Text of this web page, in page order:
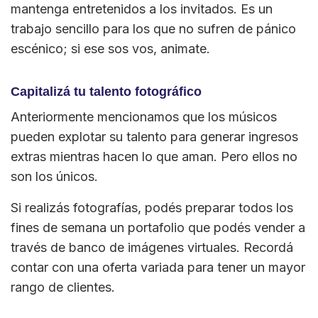
mantenga entretenidos a los invitados. Es un
trabajo sencillo para los que no sufren de pánico
escénico; si ese sos vos, animate.
Capitalizá tu talento fotográfico
Anteriormente mencionamos que los músicos
pueden explotar su talento para generar ingresos
extras mientras hacen lo que aman. Pero ellos no
son los únicos.
Si realizás fotografías, podés preparar todos los
fines de semana un portafolio que podés vender a
través de banco de imágenes virtuales. Recordá
contar con una oferta variada para tener un mayor
rango de clientes.